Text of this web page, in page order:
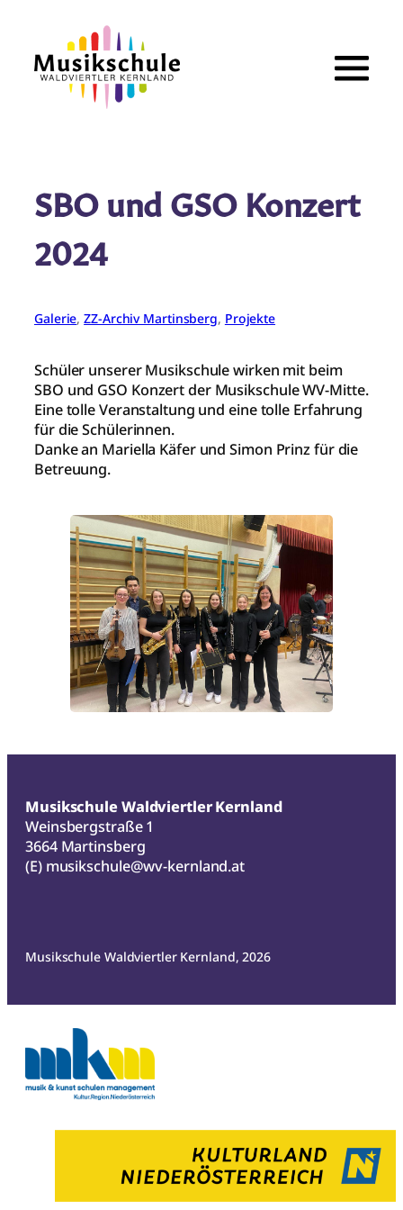
springen
SBO und GSO Konzert
2024
Galerie, ZZ-Archiv Martinsberg, Projekte
Schüler unserer Musikschule wirken mit beim
SBO und GSO Konzert der Musikschule WV-Mitte.
Eine tolle Veranstaltung und eine tolle Erfahrung
für die Schülerinnen.
Danke an Mariella Käfer und Simon Prinz für die
Betreuung.
Musikschule Waldviertler Kernland
Weinsbergstraße 1
3664 Martinsberg
(E) musikschule@wv-kernland.at
Musikschule Waldviertler Kernland, 2026